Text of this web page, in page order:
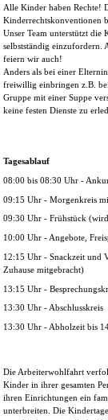
Alle Kinder haben Rechte!
Kinderrechtskonventionen
Unser Team unterstützt die
selbstständig einzufordern.
feiern wir auch!
Anders als bei einer
freiwillig einbringen z.B.
Gruppe mit einer Suppe
keine festen Dienste zu
Tagesablauf
08:00 bis 08:30 Uhr -
09:15 Uhr - Morgenkreis
09:30 Uhr - Frühstück
10:00 Uhr - Angebote,
12:15 Uhr - Snackzeit und
Zuhause mitgebracht)
13:15 Uhr -
13:30 Uhr - Abschlusskreis
13:30 Uhr - Abholzeit bis
Die Arbeiterwohlfahrt
Kinder in ihrer gesamten
ihren Einrichtungen ein
unterbreiten. Die